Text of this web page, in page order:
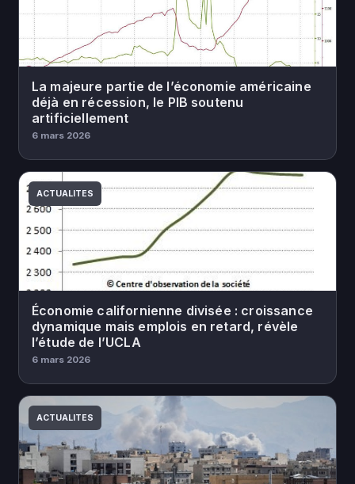
La majeure partie de l’économie américaine
déjà en récession, le PIB soutenu
artificiellement
6 mars 2026
ACTUALITES
Économie californienne divisée : croissance
dynamique mais emplois en retard, révèle
l’étude de l’UCLA
6 mars 2026
ACTUALITES